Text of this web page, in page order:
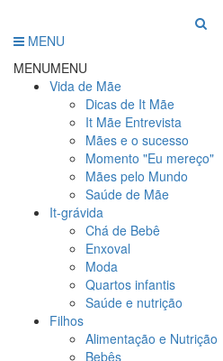
MENU
MENUMENU
Vida de Mãe
Dicas de It Mãe
It Mãe Entrevista
Mães e o sucesso
Momento "Eu mereço"
Mães pelo Mundo
Saúde de Mãe
It-grávida
Chá de Bebê
Enxoval
Moda
Quartos infantis
Saúde e nutrição
Filhos
Alimentação e Nutrição
Bebês